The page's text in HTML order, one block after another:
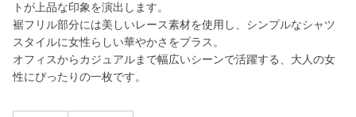
トが上品な印象を演出します。
裾フリル部分には美しいレース素材を使用し、シンプルなシャツ
スタイルに女性らしい華やかさをプラス。
オフィスからカジュアルまで幅広いシーンで活躍する、大人の女
性にぴったりの一枚です。